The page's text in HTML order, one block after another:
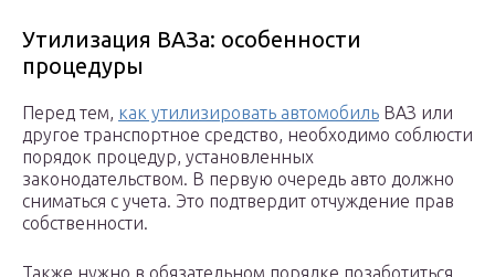
Утилизация ВАЗа: особенности
процедуры
Перед тем, как утилизировать автомобиль ВАЗ или
другое транспортное средство, необходимо соблюсти
порядок процедур, установленных
законодательством. В первую очередь авто должно
сниматься с учета. Это подтвердит отчуждение прав
собственности.
Также нужно в обязательном порядке позаботиться